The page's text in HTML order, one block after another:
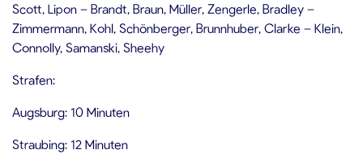
Scott, Lipon – Brandt, Braun, Müller, Zengerle, Bradley –
Zimmermann, Kohl, Schönberger, Brunnhuber, Clarke – Klein,
Connolly, Samanski, Sheehy
Strafen:
Augsburg: 10 Minuten
Straubing: 12 Minuten